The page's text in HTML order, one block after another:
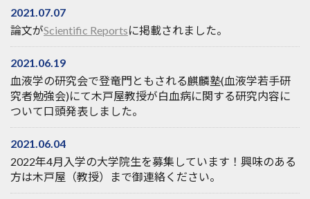
2021.07.07
論文がScientific Reportsに掲載されました。
2021.06.19
血液学の研究会で登竜門ともされる麒麟塾(血液学若手研
究者勉強会)にて木戸屋教授が白血病に関する研究内容に
ついて口頭発表しました。
2021.06.04
2022年4月入学の大学院生を募集しています！興味のある
方は木戸屋（教授）まで御連絡ください。